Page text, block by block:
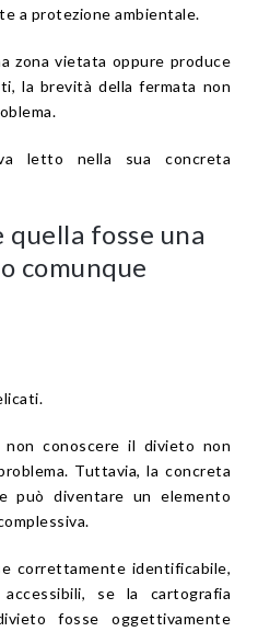
a protezione ambientale.
zona vietata oppure produce
la brevità della fermata non
letto nella sua concreta
quella fosse una
comunque
non conoscere il divieto non
Tuttavia, la concreta
può diventare un elemento
correttamente identificabile,
se la cartografia
fosse oggettivamente